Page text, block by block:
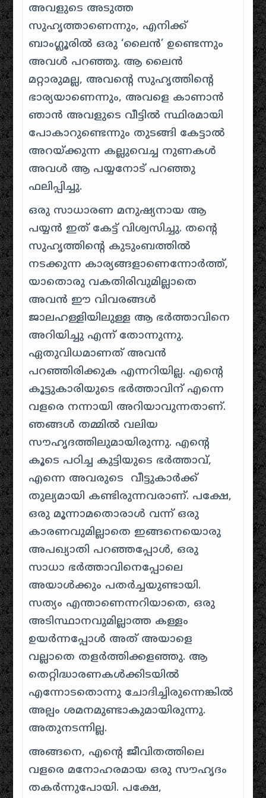
അവളുടെ അടുത്ത
സുഹൃത്താണെന്നും, എനിക്ക്
ബാംഗ്ലൂരിൽ ഒരു ‘ലൈൻ’ ഉണ്ടെന്നും
അവൾ പറഞ്ഞു. ആ ലൈൻ
മറ്റാരുമല്ല, അവൻ്റെ സുഹൃത്തിൻ്റെ
ഭാര്യയാണെന്നും, അവളെ കാണാൻ
ഞാൻ അവളുടെ വീട്ടിൽ സ്ഥിരമായി
പോകാറുണ്ടെന്നും തുടങ്ങി കേട്ടാൽ
അറയ്ക്കുന്ന കല്ലുവെച്ച നുണകൾ
അവൾ ആ പയ്യനോട് പറഞ്ഞു
ഫലിപ്പിച്ചു.
ഒരു സാധാരണ മനുഷ്യനായ ആ
പയ്യൻ ഇത് കേട്ട് വിശ്വസിച്ചു. തൻ്റെ
സുഹൃത്തിൻ്റെ കുടുംബത്തിൽ
നടക്കുന്ന കാര്യങ്ങളാണെന്നോർത്ത്,
യാതൊരു വകതിരിവുമില്ലാതെ
അവൻ ഈ വിവരങ്ങൾ
ജാലഹള്ളിയിലുള്ള ആ ഭർത്താവിനെ
അറിയിച്ചു എന്ന് തോന്നുന്നു.
ഏതുവിധമാണത് അവൻ
പറഞ്ഞിരിക്കുക എന്നറിയില്ല. എൻ്റെ
കൂട്ടുകാരിയുടെ ഭർത്താവിന് എന്നെ
വളരെ നന്നായി അറിയാവുന്നതാണ്.
ഞങ്ങൾ തമ്മിൽ വലിയ
സൗഹൃദത്തിലുമായിരുന്നു. എൻ്റെ
കൂടെ പഠിച്ച കുട്ടിയുടെ ഭർത്താവ്,
എന്നെ അവരുടെ വീട്ടുകാർക്ക്
തുല്യമായി കണ്ടിരുന്നവരാണ്. പക്ഷേ,
ഒരു മൂന്നാമതൊരാൾ വന്ന് ഒരു
കാരണവുമില്ലാതെ ഇങ്ങനെയൊരു
അപഖ്യാതി പറഞ്ഞപ്പോൾ, ഒരു
സാധാ ഭർത്താവിനെപ്പോലെ
അയാൾക്കും പതർച്ചയുണ്ടായി.
സത്യം എന്താണെന്നറിയാതെ, ഒരു
അടിസ്ഥാനവുമില്ലാത്ത കള്ളം
ഉയർന്നപ്പോൾ അത് അയാളെ
വല്ലാതെ തളർത്തിക്കളഞ്ഞു. ആ
തെറ്റിദ്ധാരണകൾക്കിടയിൽ
എന്നോടതൊന്നു ചോദിച്ചിരുന്നെങ്കിൽ
അല്പം ശമനമുണ്ടാകുമായിരുന്നു.
അതുനടന്നില്ല.
അങ്ങനെ, എൻ്റെ ജീവിതത്തിലെ
വളരെ മനോഹരമായ ഒരു സൗഹൃദം
തകർന്നുപോയി. പക്ഷേ,